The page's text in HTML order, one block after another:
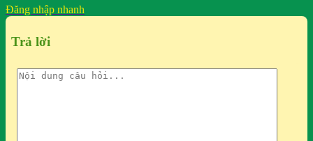
Đăng nhập nhanh
Trả lời